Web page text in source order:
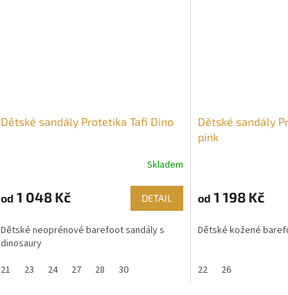
Dětské sandály Protetika Tafi Dino
Skladem
od 1 048 Kč DETAIL
Dětské neoprénové barefoot sandály s
dinosaury
21
23 24 27 28 30
Dětské sandály
pink
od 1 198 Kč
Dětské kožené
22 26